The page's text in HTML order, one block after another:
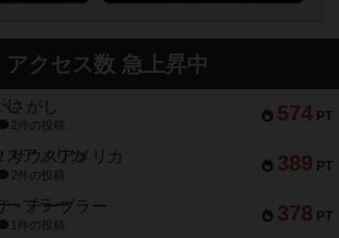
アクセス数 急上昇中
574 PT
さがし
2件の投稿
389 PT
サウスアメリカ
2件の投稿
378 PT
・テーブラー
1件の投稿